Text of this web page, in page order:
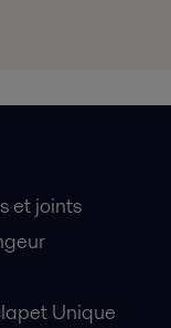
et joints
Unique